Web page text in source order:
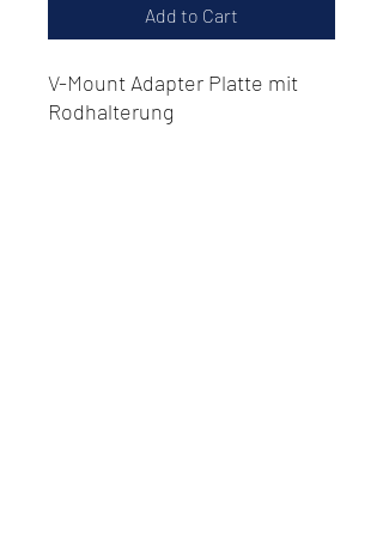
Add to Cart
V-Mount Adapter Platte mit
Rodhalterung